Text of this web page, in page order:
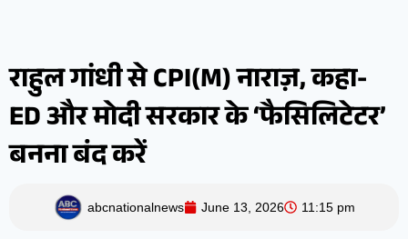
राहुल गांधी से CPI(M) नाराज़, कहा-
ED और मोदी सरकार के ‘फैसिलिटेटर’
बनना बंद करें
abcnationalnews June 13, 2026 11:15 pm